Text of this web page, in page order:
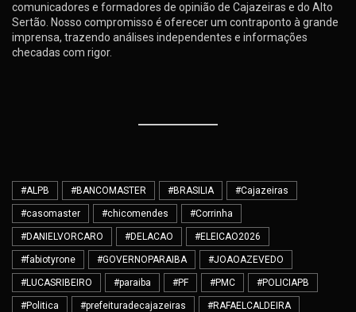
comunicadores e formadores de opinião de Cajazeiras e do Alto
Sertão. Nosso compromisso é oferecer um contraponto à grande
imprensa, trazendo análises independentes e informações
checadas com rigor.
#ALPB #BANCOMASTER #BRASILIA #Cajazeiras
#casomaster #chicomendes #Corrinha
#DANIELVORCARO #DELACAO #ELEICAO2026
#fabiotyrone #GOVERNOPARAIBA #JOAOAZEVEDO
#LUCASRIBEIRO #paraiba #PF #PMC #POLICIAPB
#Politica #prefeituradecajazeiras #RAFAELCALDEIRA